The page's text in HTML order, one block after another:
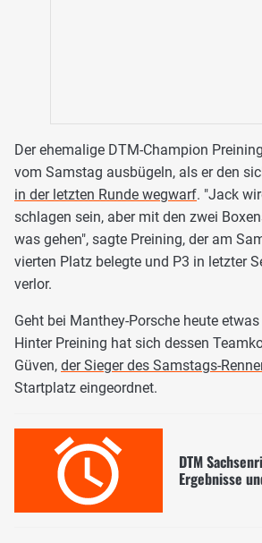
Der ehemalige DTM-Champion
vom Samstag ausbügeln, als er den
in der letzten Runde wegwarf. "Jack
schlagen sein, aber mit den zwei
was gehen", sagte Preining, der am
vierten Platz belegte und P3 in letzter
verlor.
Geht bei Manthey-Porsche heute
Hinter Preining hat sich dessen
Güven, der Sieger des Samstags-
Startplatz eingeordnet.
DTM
Ergebnisse